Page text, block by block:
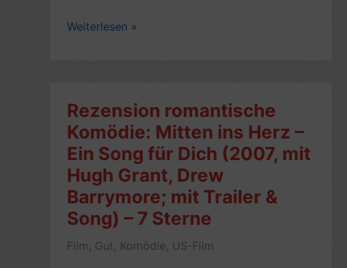
Filmkritik:
Kenya
(1987)
–
7
Sterne
Weiterlesen »
Rezension romantische
Komödie: Mitten ins Herz –
Ein Song für Dich (2007, mit
Hugh Grant, Drew
Barrymore; mit Trailer &
Song) – 7 Sterne
Film , Gut, Komödie, US-Film